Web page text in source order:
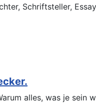
Schriftsteller,
alles, was je sein